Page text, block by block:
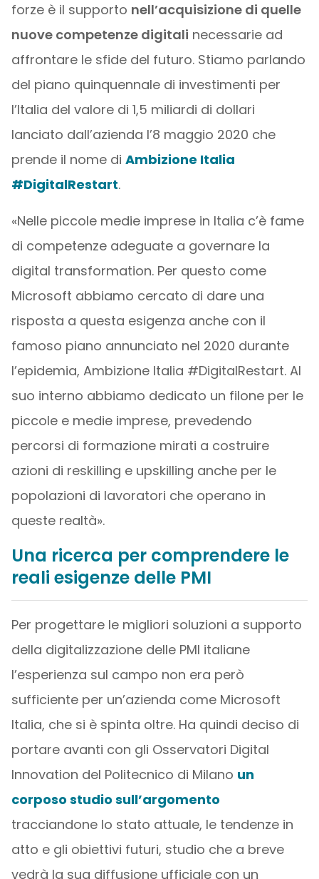
forze è il supporto nell’acquisizione di quelle
nuove competenze digitali necessarie ad
affrontare le sfide del futuro. Stiamo parlando
del piano quinquennale di investimenti per
l’Italia del valore di 1,5 miliardi di dollari
lanciato dall’azienda l’8 maggio 2020 che
prende il nome di Ambizione Italia
#DigitalRestart.
«Nelle piccole medie imprese in Italia c’è fame
di competenze adeguate a governare la
digital transformation. Per questo come
Microsoft abbiamo cercato di dare una
risposta a questa esigenza anche con il
famoso piano annunciato nel 2020 durante
l’epidemia, Ambizione Italia #DigitalRestart. Al
suo interno abbiamo dedicato un filone per le
piccole e medie imprese, prevedendo
percorsi di formazione mirati a costruire
azioni di reskilling e upskilling anche per le
popolazioni di lavoratori che operano in
queste realtà».
Una ricerca per comprendere le
reali esigenze delle PMI
Per progettare le migliori soluzioni a supporto
della digitalizzazione delle PMI italiane
l’esperienza sul campo non era però
sufficiente per un’azienda come Microsoft
Italia, che si è spinta oltre. Ha quindi deciso di
portare avanti con gli Osservatori Digital
Innovation del Politecnico di Milano un
corposo studio sull’argomento
tracciandone lo stato attuale, le tendenze in
atto e gli obiettivi futuri, studio che a breve
vedrà la sua diffusione ufficiale con un